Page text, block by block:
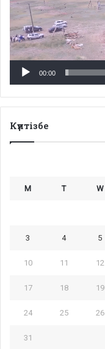
00:00
Күнтізбе
M T W
3 4 5
10 11 12
17 18 19
24 25 26
31